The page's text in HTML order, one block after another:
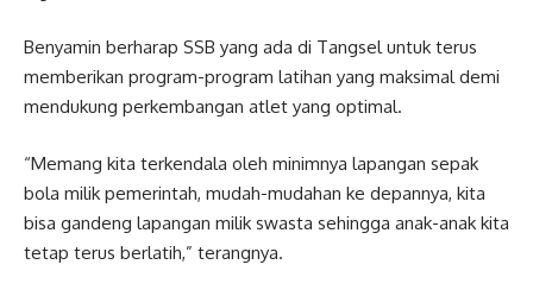
Benyamin berharap SSB yang ada di Tangsel untuk terus
memberikan program-program latihan yang maksimal demi
mendukung perkembangan atlet yang optimal.
“Memang kita terkendala oleh minimnya lapangan sepak
bola milik pemerintah, mudah-mudahan ke depannya, kita
bisa gandeng lapangan milik swasta sehingga anak-anak kita
tetap terus berlatih,” terangnya.